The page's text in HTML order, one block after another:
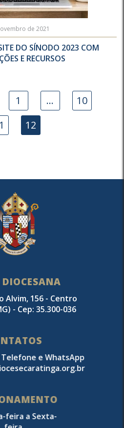
de 2021
DO SÍNODO 2023 COM
E RECURSOS
1 …
10
12
Alvim, 156 - Centro
- Cep: 35.300-036
Telefone e WhatsApp
feira a Sexta-